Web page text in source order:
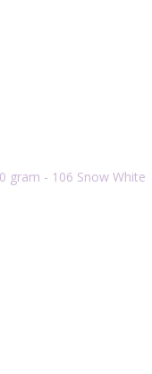
gram - 106 Snow White